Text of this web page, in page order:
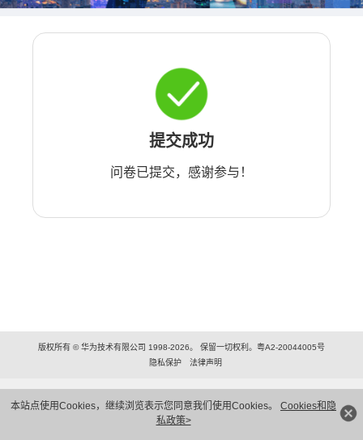
本站点使用Cookies，继续浏览表示您同意我们使用Cookies。 Cookies和隐
私政策>
提交成功
问卷已提交，感谢参与！
版权所有 © 华为技术有限公司 1998-2026。 保留一切权利。粤A2-20044005号
隐私保护
法律声明